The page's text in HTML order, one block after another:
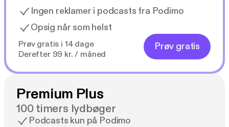
Ingen reklamer i podcasts fra Podimo
Opsig når som helst
Prøv gratis i 14 dage
Derefter 99 kr. / måned
Prøv gratis
Premium Plus
100 timers lydbøger
Podcasts kun på Podimo